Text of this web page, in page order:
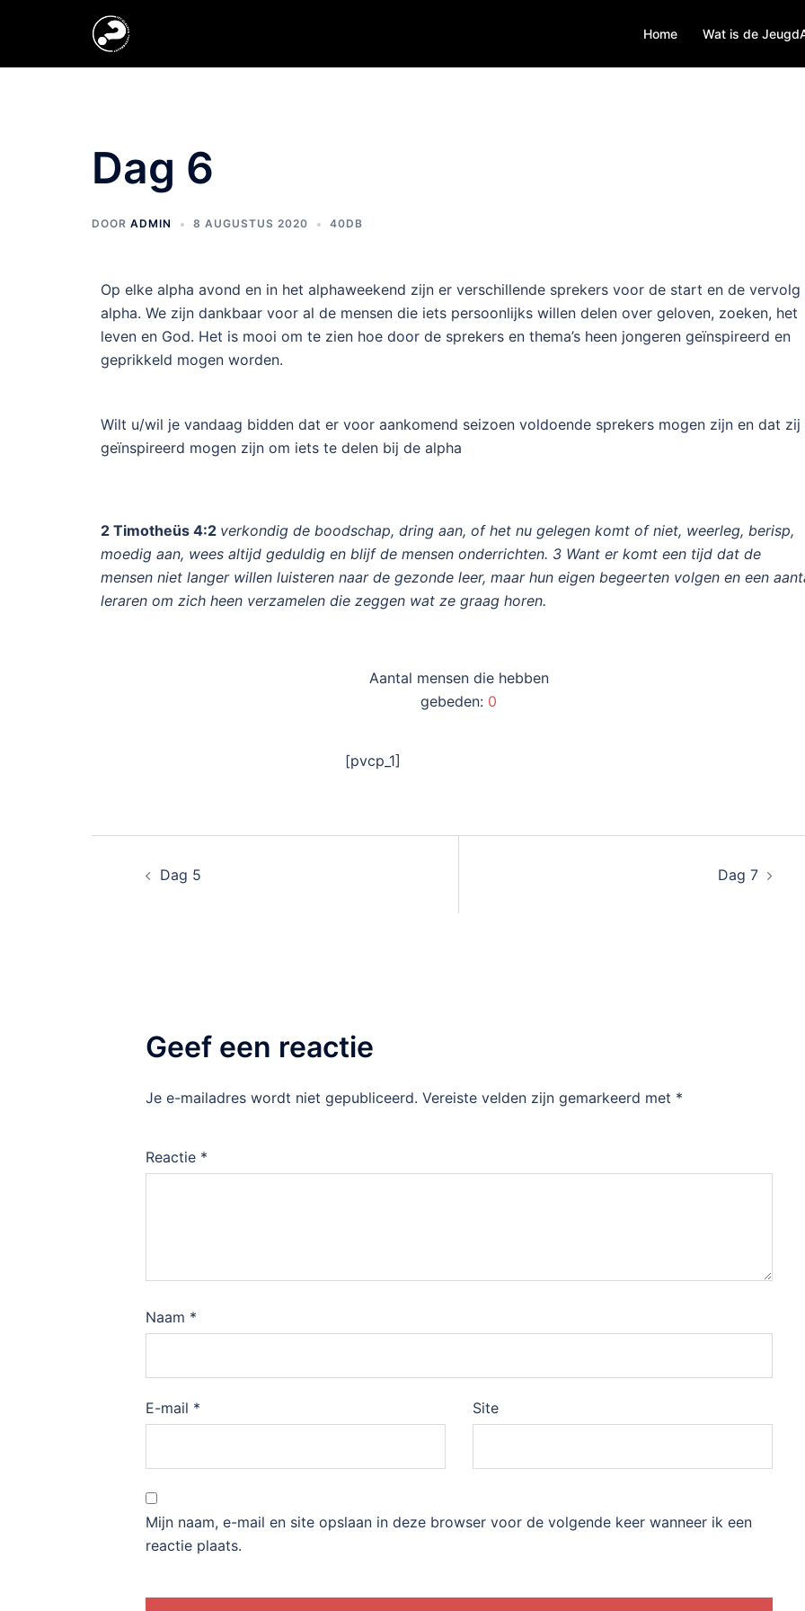
Home Wat is de
Dag 6
DOOR ADMIN 8 AUGUSTUS 2020 40DB
Op elke alpha avond en in het alphaweekend zijn er verschillende sprekers voor de start en de vervolg
alpha. We zijn dankbaar voor al de mensen die iets persoonlijks willen delen over geloven, zoeken, het
leven en God. Het is mooi om te zien hoe door de sprekers en thema’s heen jongeren geïnspireerd en
geprikkeld mogen worden.
Wilt u/wil je vandaag bidden dat er voor aankomend seizoen voldoende sprekers mogen zijn en dat zij
geïnspireerd mogen zijn om iets te delen bij de alpha
2 Timotheüs 4:2 verkondig de boodschap, dring aan, of het nu gelegen komt of niet, weerleg, berisp,
moedig aan, wees altijd geduldig en blijf de mensen onderrichten. 3 Want er komt een tijd dat de
mensen niet langer willen luisteren naar de gezonde leer, maar hun eigen begeerten volgen en een
leraren om zich heen verzamelen die zeggen wat ze graag horen.
Aantal mensen die hebben
gebeden: 0
[pvcp_1]
Dag 5 Dag 7
Geef een reactie
Je e-mailadres wordt niet gepubliceerd. Vereiste velden zijn gemarkeerd met *
Reactie *
Naam *
E-mail * Site
Mijn naam, e-mail en site opslaan in deze browser voor de volgende keer wanneer ik een
reactie plaats.